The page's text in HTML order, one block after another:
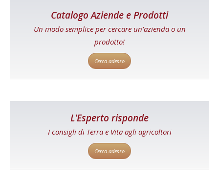
Catalogo Aziende e Prodotti
Un modo semplice per cercare un'azienda o un
prodotto!
Cerca adesso
L'Esperto risponde
I consigli di Terra e Vita agli agricoltori
Cerca adesso